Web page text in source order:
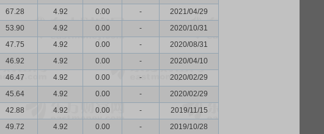
67.28 4.92 0.00 -
2021/04/29
53.90 4.92 0.00 -
2020/10/31
47.75 4.92 0.00 -
2020/08/31
46.92 4.92 0.00 -
2020/04/10
46.47 4.92 0.00 -
2020/02/29
45.64 4.92 0.00 -
2020/02/29
42.88 4.92 0.00 -
2019/11/15
49.72 4.92 0.00 -
2019/10/28